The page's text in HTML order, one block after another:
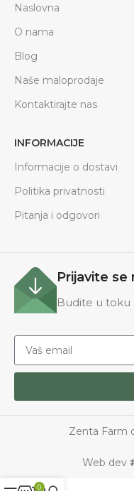
Naslovna
O nama
Blog
Naše maloprodaje
Kontaktirajte nas
INFORMACIJE
Informacije o dostavi
Politika privatnosti
Pitanja i odgovori
Prijavite
Budite u toku
Zenta Farm
Web dev
0